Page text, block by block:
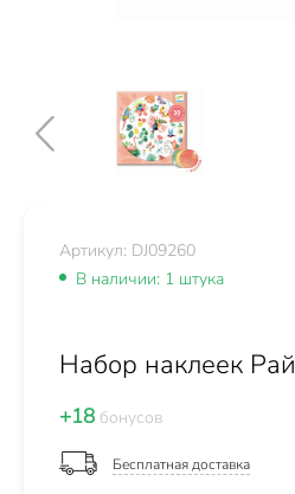
Артикул: DJ09260
В наличии: 1 штука
Набор наклеек Рай
+18 бонусов
Бесплатная доставка